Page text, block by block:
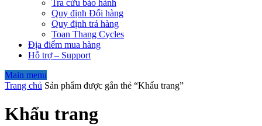
Tra cứu bảo hành
Quy định Đổi hàng
Quy định trả hàng
Toan Thang Cycles
Địa điểm mua hàng
Hỗ trợ – Support
Main menu
Trang chủ Sản phẩm được gắn thẻ “Khẩu trang”
Khẩu trang